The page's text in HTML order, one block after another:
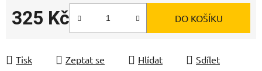
325 Kč DO KOŠÍKU
Tisk Zeptat se Hlídat Sdílet